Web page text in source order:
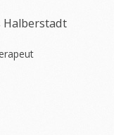
Halberstadt